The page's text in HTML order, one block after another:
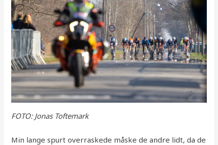
FOTO: Jonas Toftemark
Min lange spurt overraskede måske de andre lidt, da de